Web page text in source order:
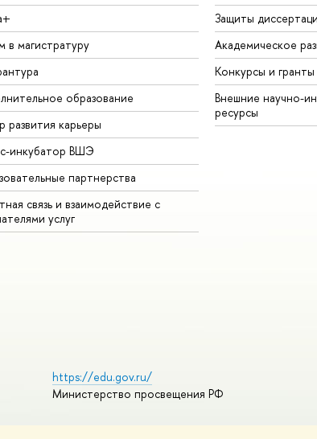
в магистратуру
образование
развития карьеры
инкубатор ВШЭ
партнерства
связь и взаимодействие с
услуг
Защиты
Академическое
Конкурсы и гранты
Внешние научно-
ресурсы
https://edu.gov.ru/
Министерство просвещения РФ